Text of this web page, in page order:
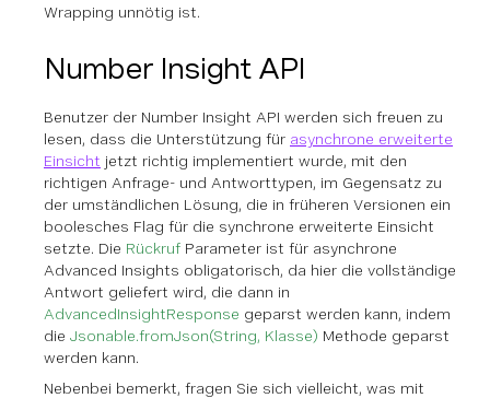
Wrapping unnötig ist.
Number Insight API
Benutzer der Number Insight API werden sich freuen zu
lesen, dass die Unterstützung für asynchrone erweiterte
Einsicht jetzt richtig implementiert wurde, mit den
richtigen Anfrage- und Antworttypen, im Gegensatz zu
der umständlichen Lösung, die in früheren Versionen ein
boolesches Flag für die synchrone erweiterte Einsicht
setzte. Die Rückruf Parameter ist für asynchrone
Advanced Insights obligatorisch, da hier die vollständige
Antwort geliefert wird, die dann in
AdvancedInsightResponse geparst werden kann, indem
die Jsonable.fromJson(String, Klasse) Methode geparst
werden kann.
Nebenbei bemerkt, fragen Sie sich vielleicht, was mit